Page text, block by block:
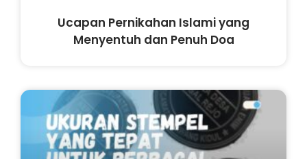
Ucapan Pernikahan Islami yang
Menyentuh dan Penuh Doa